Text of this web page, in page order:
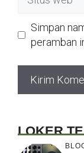
web
Simpan
peramban
LOKER